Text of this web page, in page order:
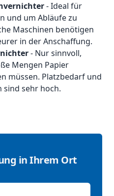
- Ideal für
und um Abläufe zu
Maschinen benötigen
in der Anschaffung.
- Nur sinnvoll,
Mengen Papier
müssen. Platzbedarf und
sind sehr hoch.
in Ihrem Ort